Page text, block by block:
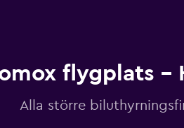
flygplats –
Alla större